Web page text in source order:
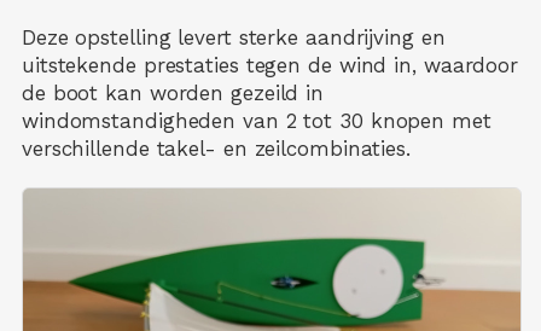
Deze opstelling levert sterke aandrijving en
uitstekende prestaties tegen de wind in, waardoor
de boot kan worden gezeild in
windomstandigheden van 2 tot 30 knopen met
verschillende takel- en zeilcombinaties.